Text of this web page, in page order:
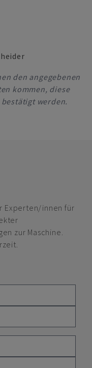
den angegebenen
kommen, diese
werden.
Experten/innen für
zur Maschine.